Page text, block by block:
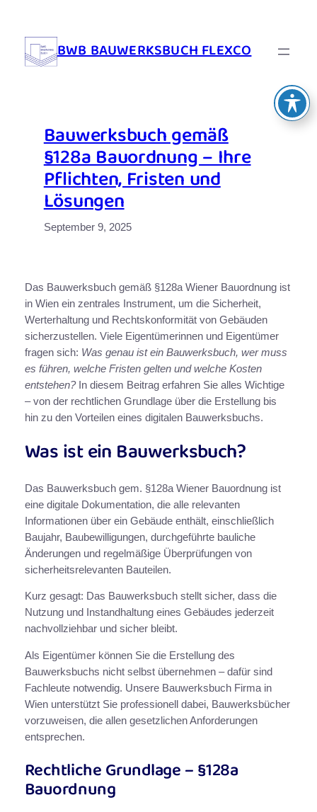
springen
BWB BAUWERKSBUCH FLEXCO
Bauwerksbuch gemäß
§128a Bauordnung – Ihre
Pflichten, Fristen und
Lösungen
September 9, 2025
Das Bauwerksbuch gemäß §128a Wiener Bauordnung ist
in Wien ein zentrales Instrument, um die Sicherheit,
Werterhaltung und Rechtskonformität von Gebäuden
sicherzustellen. Viele Eigentümerinnen und Eigentümer
fragen sich: Was genau ist ein Bauwerksbuch, wer muss
es führen, welche Fristen gelten und welche Kosten
entstehen?In diesem Beitrag erfahren Sie alles Wichtige
– von der rechtlichen Grundlage über die Erstellung bis
hin zu den Vorteilen eines digitalen Bauwerksbuchs.
Was ist ein Bauwerksbuch?
Das Bauwerksbuch gem. §128a Wiener Bauordnung ist
eine digitale Dokumentation, die alle relevanten
Informationen über ein Gebäude enthält, einschließlich
Baujahr, Baubewilligungen, durchgeführte bauliche
Änderungen und regelmäßige Überprüfungen von
sicherheitsrelevanten Bauteilen.
Kurz gesagt: Das Bauwerksbuch stellt sicher, dass die
Nutzung und Instandhaltung eines Gebäudes jederzeit
nachvollziehbar und sicher bleibt.
Als Eigentümer können Sie die Erstellung des
Bauwerksbuchs nicht selbst übernehmen – dafür sind
Fachleute notwendig. Unsere Bauwerksbuch Firma in
Wien unterstützt Sie professionell dabei, Bauwerksbücher
vorzuweisen, die allen gesetzlichen Anforderungen
entsprechen.
Rechtliche Grundlage – §128a
Bauordnung